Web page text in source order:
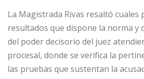
La Magistrada Rivas resaltó cuales
resultados que dispone la norma y
del poder decisorio del juez
procesal, donde se verifica la
las pruebas que sustentan la